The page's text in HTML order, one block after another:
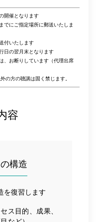
開催となります
でにご指定場所に郵送いたしま
付いたします
日の翌月末となります
、お断りしています（代理出席
の方の聴講は固く禁じます。
容
構造
を復習します
ス目的、成果、